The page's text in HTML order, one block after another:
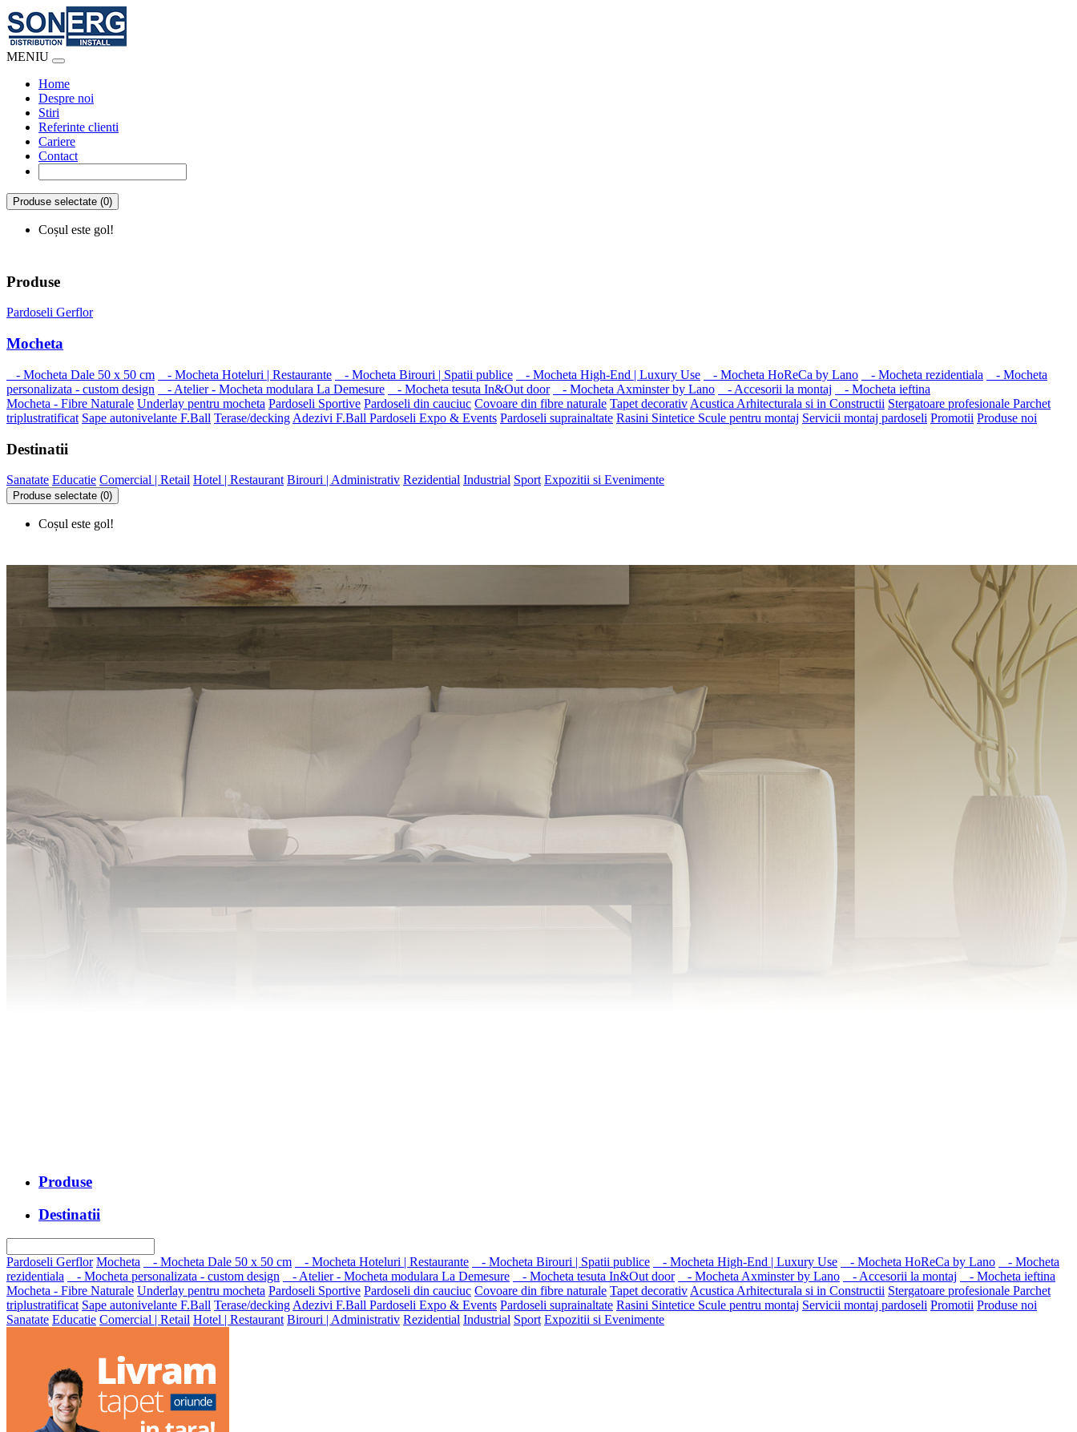
MENIU
Home
Despre noi
Stiri
Referinte clienti
Cariere
Contact
Produse selectate (0)
Coșul este gol!
Produse
Pardoseli Gerflor
Mocheta
- Mocheta Dale 50 x 50 cm - Mocheta Hoteluri | Restaurante - Mocheta Birouri | Spatii publice - Mocheta High-End | Luxury Use - Mocheta HoReCa by Lano - Mocheta rezidentiala
- Mocheta
personalizata - custom design
- Atelier - Mocheta modulara La Demesure - Mocheta tesuta In&Out door - Mocheta Axminster by Lano - Accesorii la montaj
- Mocheta ieftina
Mocheta - Fibre Naturale Underlay pentru mocheta Pardoseli Sportive Pardoseli din cauciuc Covoare din fibre naturale Tapet decorativ Acustica Arhitecturala si in Constructii Stergatoare profesionale Parchet
triplustratificat Sape autonivelante F.Ball Terase/decking Adezivi F.Ball Pardoseli Expo & Events Pardoseli suprainaltate Rasini Sintetice Scule pentru montaj Servicii montaj pardoseli Promotii Produse noi
Destinatii
Sanatate Educatie Comercial | Retail Hotel | Restaurant Birouri | Administrativ Rezidential Industrial Sport Expozitii si Evenimente
Produse selectate (0)
Coșul este gol!
Produse
Destinatii
Pardoseli Gerflor Mocheta - Mocheta Dale 50 x 50 cm - Mocheta Hoteluri | Restaurante - Mocheta Birouri | Spatii publice - Mocheta High-End | Luxury Use - Mocheta HoReCa by Lano
- Mocheta
rezidentiala
- Mocheta personalizata - custom design - Atelier - Mocheta modulara La Demesure - Mocheta tesuta In&Out door - Mocheta Axminster by Lano - Accesorii la montaj
- Mocheta ieftina
Mocheta - Fibre Naturale Underlay pentru mocheta Pardoseli Sportive Pardoseli din cauciuc Covoare din fibre naturale Tapet decorativAcustica Arhitecturala si in Constructii Stergatoare profesionale Parchet
triplustratificat Sape autonivelante F.Ball Terase/deckingAdezivi F.Ball Pardoseli Expo & Events Pardoseli suprainaltate Rasini Sintetice Scule pentru montaj Servicii montaj pardoseli Promotii Produse noi
Sanatate Educatie Comercial | Retail Hotel | Restaurant Birouri | Administrativ Rezidential Industrial Sport Expozitii si Evenimente